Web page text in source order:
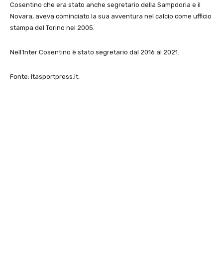
Cosentino che era stato anche segretario della Sampdoria e il
Novara, aveva cominciato la sua avventura nel calcio come ufficio
stampa del Torino nel 2005.
Nell’Inter Cosentino è stato segretario dal 2016 al 2021.
Fonte: Itasportpress.it,